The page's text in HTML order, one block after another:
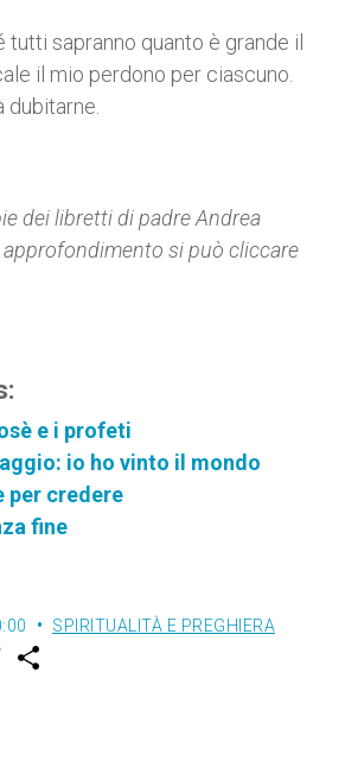
tutti sapranno quanto è grande il
il mio perdono per ciascuno.
dubitarne.
dei libretti di padre Andrea
si può cliccare
e i profeti
io ho vinto il mondo
per credere
fine
SPIRITUALITÀ E PREGHIERA
w